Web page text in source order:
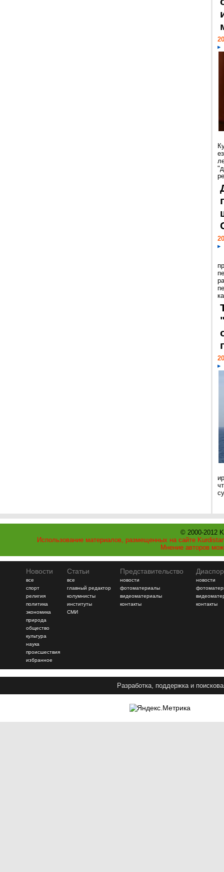
© 2000-2012
Использование материалов, размещенных на сайте
Мнение авторов
Новости
все
спорт
религия
политика
экономика
природа
общество
культура
наука
происшествия
избранное
Статьи
все
главный редактор
колумнисты
институты
СМИ
Представительство
новости
фотоматериалы
видеоматериалы
контакты
новости
контакты
Разработка, поддержка и